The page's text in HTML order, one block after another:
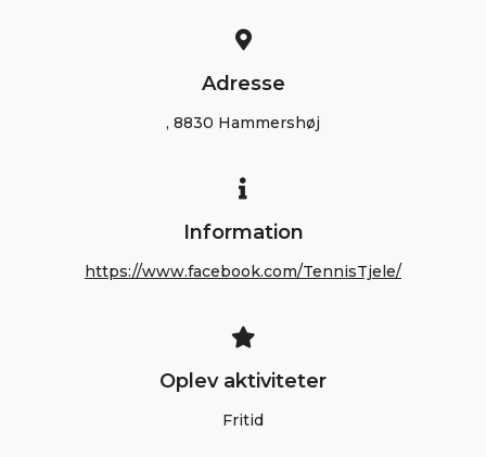
Adresse
, 8830 Hammershøj
Information
https://www.facebook.com/TennisTjele/
Oplev aktiviteter
Fritid